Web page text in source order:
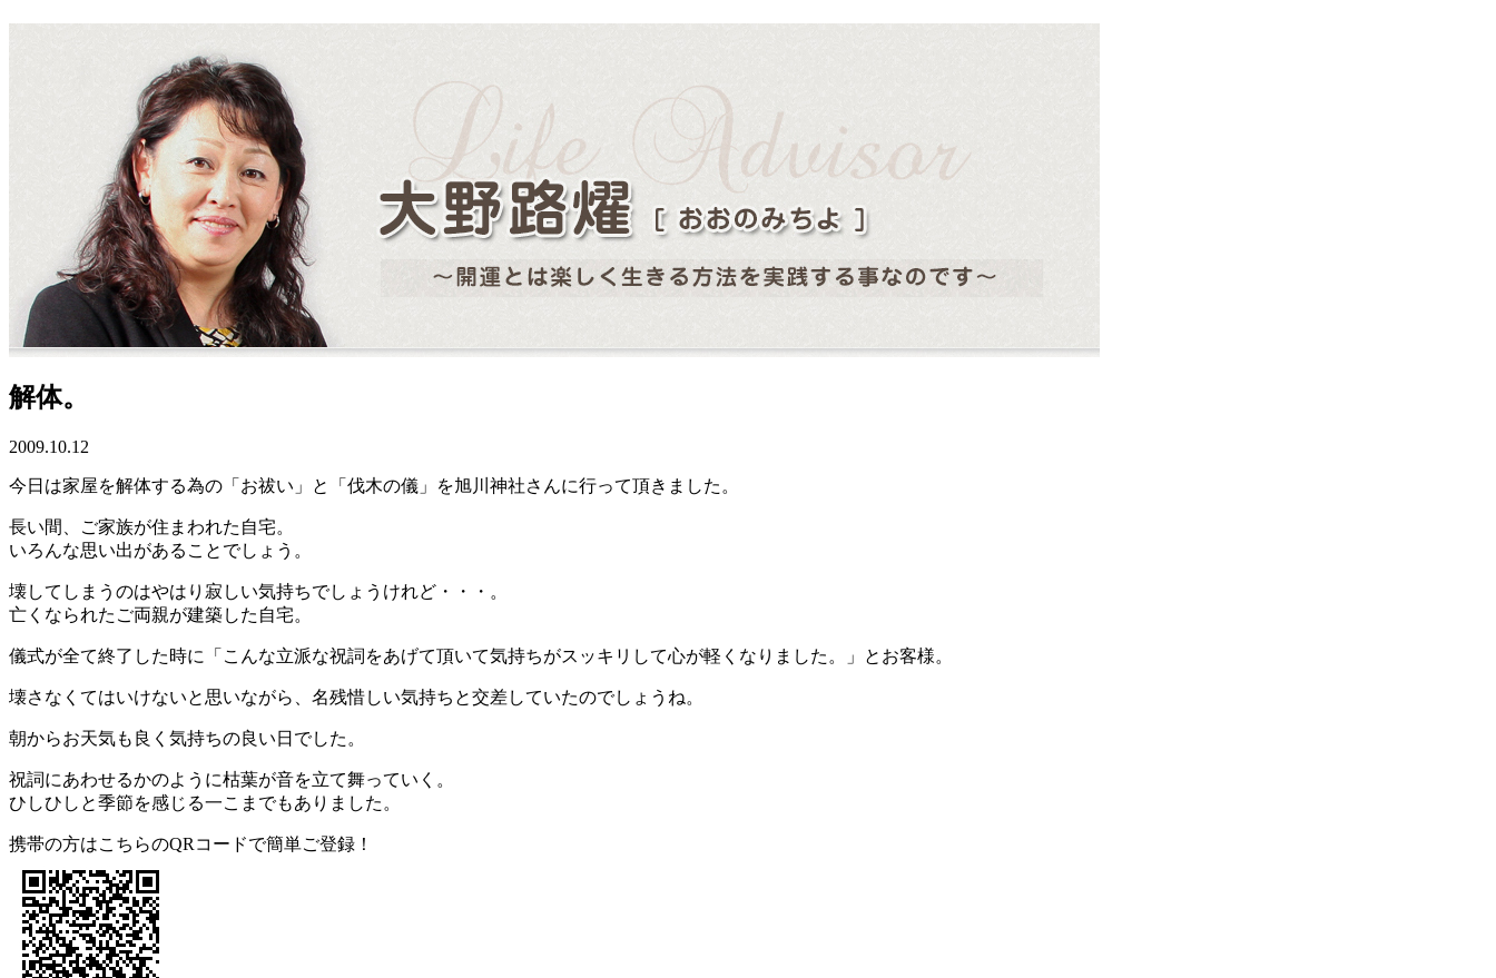
解体。
2009.10.12
今日は家屋を解体する為の「お祓い」と「伐木の儀」を旭川神社さんに行って頂きました。
長い間、ご家族が住まわれた自宅。
いろんな思い出があることでしょう。
壊してしまうのはやはり寂しい気持ちでしょうけれど・・・。
亡くなられたご両親が建築した自宅。
儀式が全て終了した時に「こんな立派な祝詞をあげて頂いて気持ちがスッキリして心が軽くなりました。」とお客様。
壊さなくてはいけないと思いながら、名残惜しい気持ちと交差していたのでしょうね。
朝からお天気も良く気持ちの良い日でした。
祝詞にあわせるかのように枯葉が音を立て舞っていく。
ひしひしと季節を感じる一こまでもありました。
携帯の方はこちらのQRコードで簡単ご登録！